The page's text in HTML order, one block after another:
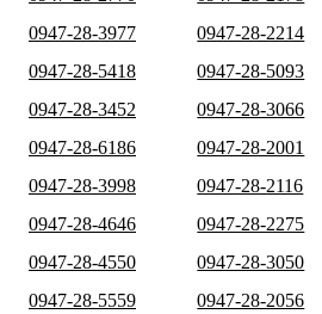
0947-28-3977
0947-28-2214
0947-28-5418
0947-28-5093
0947-28-3452
0947-28-3066
0947-28-6186
0947-28-2001
0947-28-3998
0947-28-2116
0947-28-4646
0947-28-2275
0947-28-4550
0947-28-3050
0947-28-5559
0947-28-2056